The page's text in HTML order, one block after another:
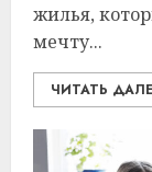
жилья,
мечту...
ЧИТАТЬ